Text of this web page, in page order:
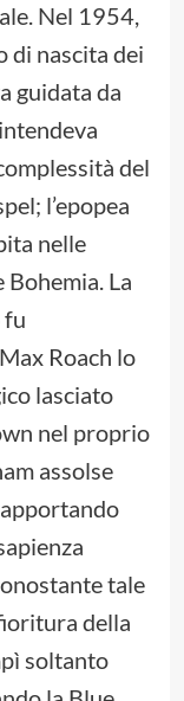
Nel 1954,
di nascita dei
guidata da
del
l’epopea
nelle
La
fu
Roach lo
lasciato
nel proprio
assolse
tale
della
soltanto